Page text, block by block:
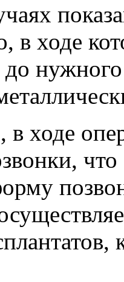
в ходе
ходе
что